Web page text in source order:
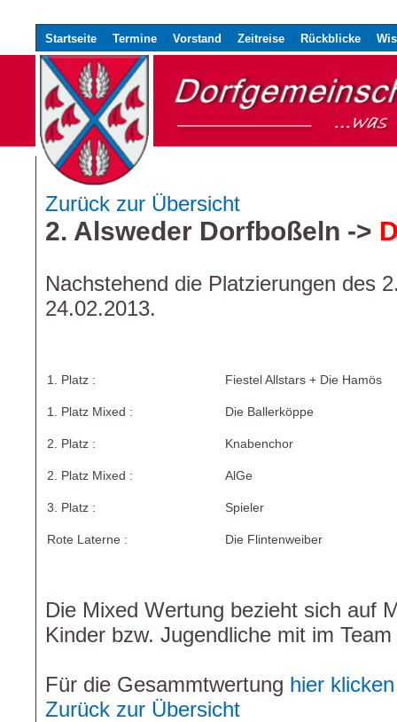
Startseite Termine Vorstand Zeitreise Rückblicke
Zurück zur Übersicht
2. Alsweder Dorfboßeln ->
Nachstehend die Platzierungen des
24.02.2013.
1. Platz : Fiestel Allstars + Die Hamös
1. Platz Mixed : Die Ballerköppe
2. Platz : Knabenchor
2. Platz Mixed : AlGe
3. Platz : Spieler
Rote Laterne : Die Flintenweiber
Die Mixed Wertung bezieht sich auf
Kinder bzw. Jugendliche mit im
Für die Gesammtwertung hier klicken
Zurück zur Übersicht